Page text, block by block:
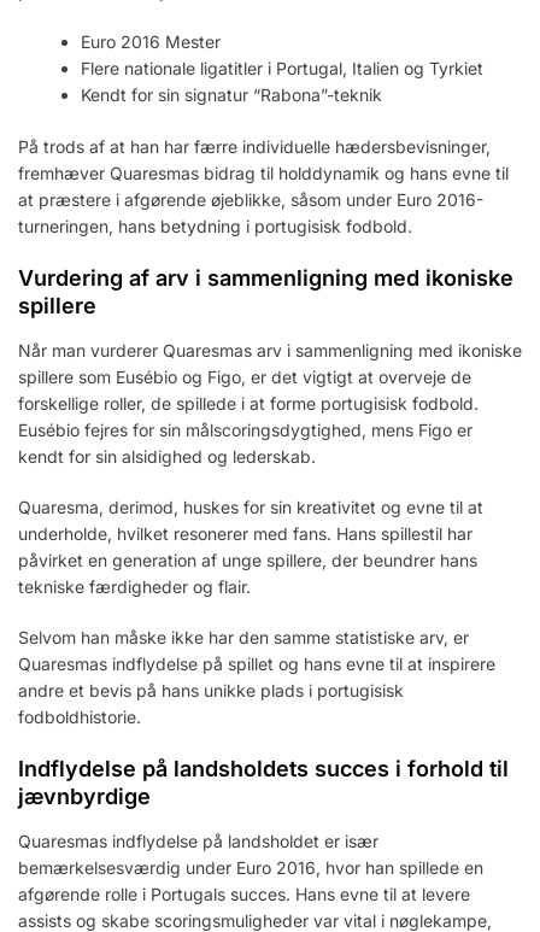
Euro 2016 Mester
Flere nationale ligatitler i Portugal, Italien og Tyrkiet
Kendt for sin signatur “Rabona”-teknik
På trods af at han har færre individuelle hædersbevisninger,
fremhæver Quaresmas bidrag til holddynamik og hans evne til
at præstere i afgørende øjeblikke, såsom under Euro 2016-
turneringen, hans betydning i portugisisk fodbold.
Vurdering af arv i sammenligning med ikoniske
spillere
Når man vurderer Quaresmas arv i sammenligning med ikoniske
spillere som Eusébio og Figo, er det vigtigt at overveje de
forskellige roller, de spillede i at forme portugisisk fodbold.
Eusébio fejres for sin målscoringsdygtighed, mens Figo er
kendt for sin alsidighed og lederskab.
Quaresma, derimod, huskes for sin kreativitet og evne til at
underholde, hvilket resonerer med fans. Hans spillestil har
påvirket en generation af unge spillere, der beundrer hans
tekniske færdigheder og flair.
Selvom han måske ikke har den samme statistiske arv, er
Quaresmas indflydelse på spillet og hans evne til at inspirere
andre et bevis på hans unikke plads i portugisisk
fodboldhistorie.
Indflydelse på landsholdets succes i forhold til
jævnbyrdige
Quaresmas indflydelse på landsholdet er især
bemærkelsesværdig under Euro 2016, hvor han spillede en
afgørende rolle i Portugals succes. Hans evne til at levere
assists og skabe scoringsmuligheder var vital i nøglekampe,